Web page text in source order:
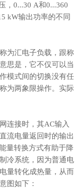
，0...30 A和0...360
kW输出功率的不同
为汇电子负载，跟称
思是，它不仅可以当
模式间的切换没有任
为两象限操作。实际
连接时，其AC输入
流电量返回时的输出
量转换方式有助于降
冷系统，因为普通电
量转化成热量，从而
图如下：